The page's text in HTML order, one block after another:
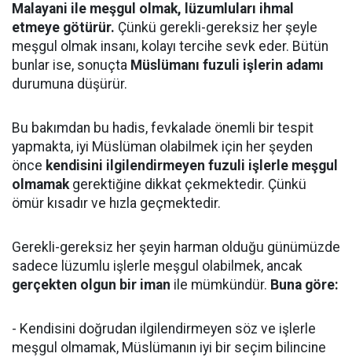
Malayani ile meşgul olmak, lüzumluları ihmal
etmeye götürür. Çünkü gerekli-gereksiz her şeyle
meşgul olmak insanı, kolayı tercihe sevk eder. Bütün
bunlar ise, sonuçta Müslümanı fuzuli işlerin adamı
durumuna düşürür.
Bu bakımdan bu hadis, fevkalade önemli bir tespit
yapmakta, iyi Müslüman olabilmek için her şeyden
önce kendisini ilgilendirmeyen fuzuli işlerle meşgul
olmamakgerektiğine dikkat çekmektedir. Çünkü
ömür kısadır ve hızla geçmektedir.
Gerekli-gereksiz her şeyin harman olduğu günümüzde
sadece lüzumlu işlerle meşgul olabilmek, ancak
gerçekten olgun bir iman ile mümkündür. Buna göre:
- Kendisini doğrudan ilgilendirmeyen söz ve işlerle
meşgul olmamak, Müslümanın iyi bir seçim bilincine